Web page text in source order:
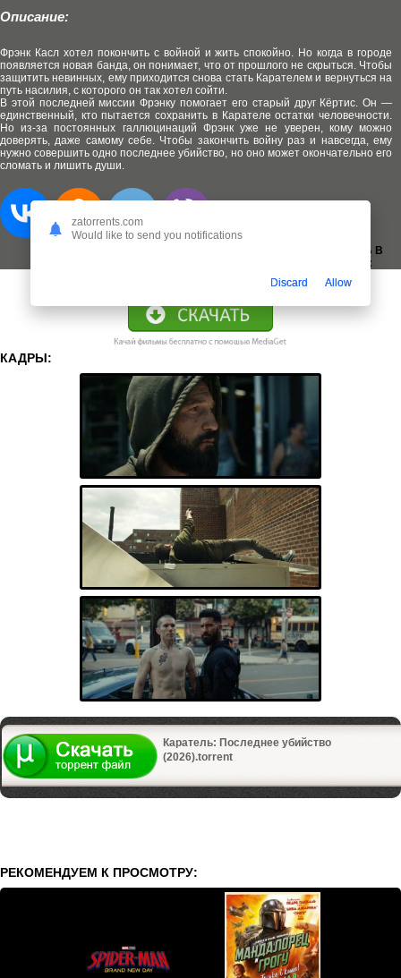
Описание:
Фрэнк Касл хотел покончить с войной и жить спокойно. Но когда в городе
появляется новая банда, он понимает, что от прошлого не скрыться. Чтобы
защитить невинных, ему приходится снова стать Карателем и вернуться на
путь насилия, с которого он так хотел сойти.
В этой последней миссии Фрэнку помогает его старый друг Кёртис. Он —
единственный, кто пытается сохранить в Карателе остатки человечности.
Но из-за постоянных галлюцинаций Фрэнк уже не уверен, кому можно
доверять, даже самому себе. Чтобы закончить войну раз и навсегда, ему
нужно совершить одно последнее убийство, но оно может окончательно его
сломать и лишить души.
ДОБАВИТЬ В
ЗАКЛАДКИ:
КАДРЫ:
Каратель: Последнее убийство
(2026).torrent
РЕКОМЕНДУЕМ К ПРОСМОТРУ:
zatorrents.com
Would like to send you notifications
Discard Allow